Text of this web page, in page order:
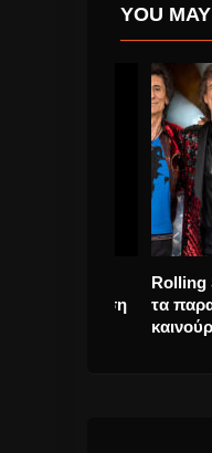
YOU
Rolling
τα